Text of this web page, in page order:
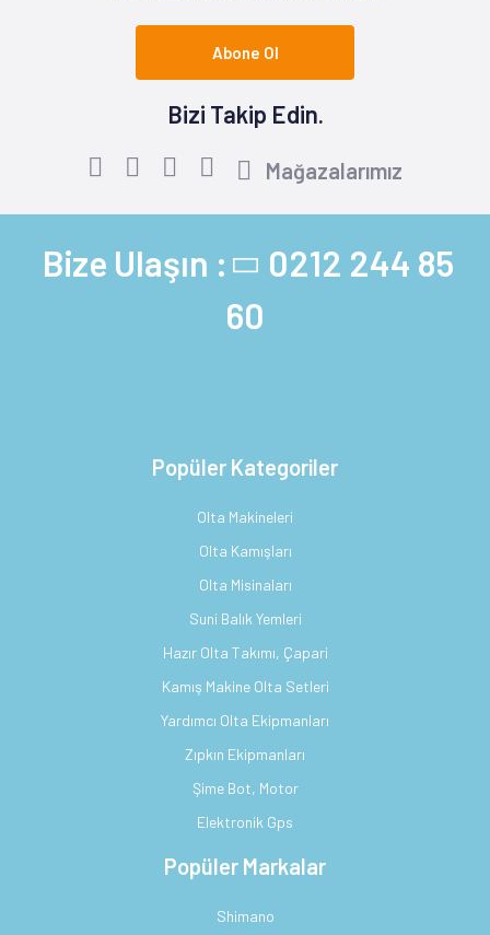
Abone Ol
Bizi Takip Edin.
Mağazalarımız
Bize Ulaşın : 0212 244 85
60
Popüler Kategoriler
Olta Makineleri
Olta Kamışları
Olta Misinaları
Suni Balık Yemleri
Hazır Olta Takımı, Çapari
Kamış Makine Olta Setleri
Yardımcı Olta Ekipmanları
Zıpkın Ekipmanları
Şime Bot, Motor
Elektronik Gps
Popüler Markalar
Shimano